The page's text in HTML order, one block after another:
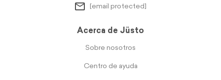
[email protected]
Acerca de Jüsto
Sobre nosotros
Centro de ayuda